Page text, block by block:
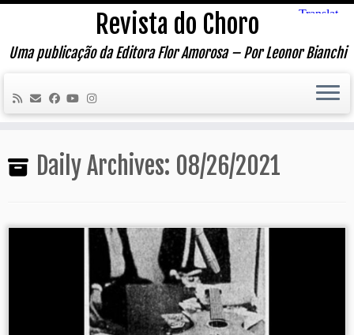
Skip
content
Revista do Choro
Uma publicação da Editora Flor Amorosa – Por Leonor Bianchi
Daily Archives: 08/26/2021